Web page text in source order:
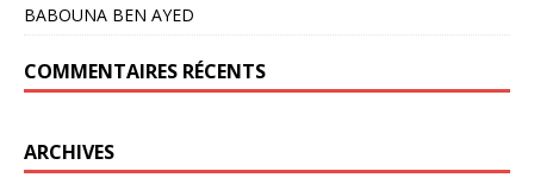
BABOUNA BEN AYED
COMMENTAIRES RÉCENTS
ARCHIVES